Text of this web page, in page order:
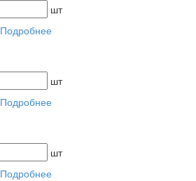
шт
Подробнее
шт
Подробнее
шт
Подробнее